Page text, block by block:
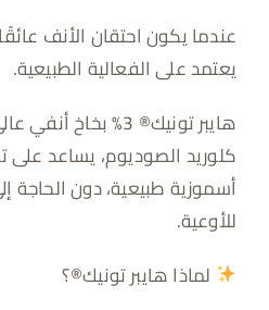
عندما يكون احتقان الأنف
يعتمد على الفعالية الطبيعية.
كلوريد الصوديوم، يساعد على
أسموزية طبيعية، دون الحاجة
للأوعية.
لماذا هايبر تونيك®️؟